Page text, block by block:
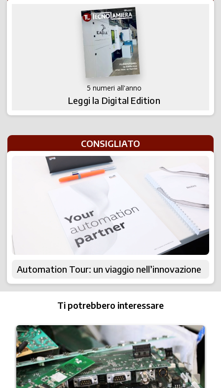
5 numeri all'anno
Leggi la Digital Edition
CONSIGLIATO
Automation Tour: un viaggio nell’innovazione
Ti potrebbero interessare